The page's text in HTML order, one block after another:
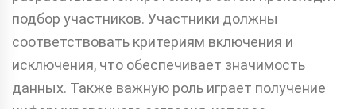
подбор участников. Участники должны
соответствовать критериям включения и
исключения, что обеспечивает значимость
данных. Также важную роль играет получение